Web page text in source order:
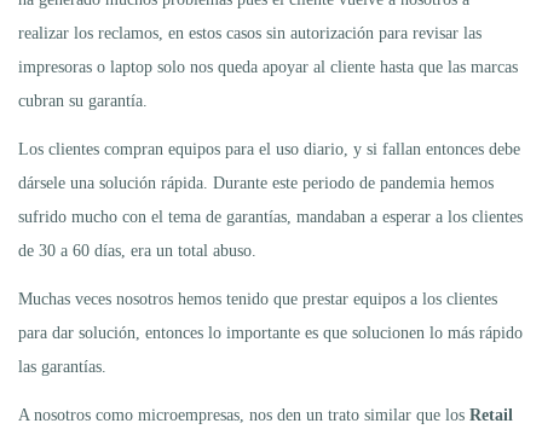
realizar los reclamos, en estos casos sin autorización para revisar las
impresoras o laptop solo nos queda apoyar al cliente hasta que las marcas
cubran su garantía.
Los clientes compran equipos para el uso diario, y si fallan entonces debe
dársele una solución rápida. Durante este periodo de pandemia hemos
sufrido mucho con el tema de garantías, mandaban a esperar a los clientes
de 30 a 60 días, era un total abuso.
Muchas veces nosotros hemos tenido que prestar equipos a los clientes
para dar solución, entonces lo importante es que solucionen lo más rápido
las garantías.
A nosotros como microempresas, nos den un trato similar que los Retail